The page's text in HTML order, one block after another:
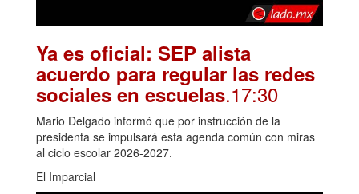
Ya es oficial: SEP alista
acuerdo para regular las redes
sociales en escuelas.17:30
Mario Delgado informó que por instrucción de la
presidenta se impulsará esta agenda común con miras
al ciclo escolar 2026-2027.
El Imparcial